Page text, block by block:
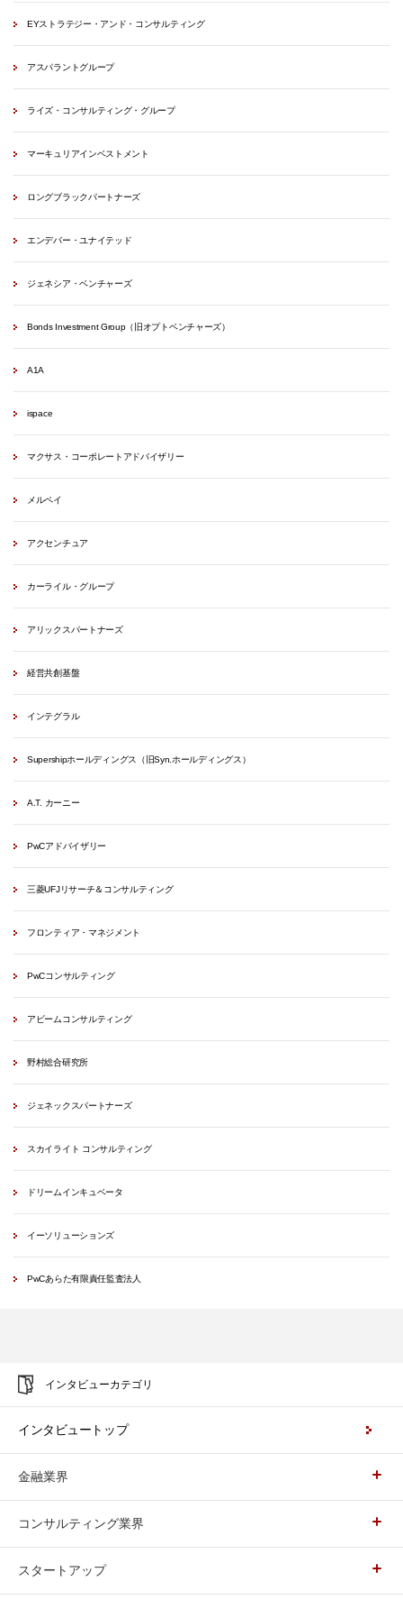
EYストラテジー・アンド・コンサルティング
アスパラントグループ
ライズ・コンサルティング・グループ
マーキュリアインベストメント
ロングブラックパートナーズ
エンデバー・ユナイテッド
ジェネシア・ベンチャーズ
Bonds Investment Group（旧オプトベンチャーズ）
A1A
ispace
マクサス・コーポレートアドバイザリー
メルペイ
アクセンチュア
カーライル・グループ
アリックスパートナーズ
経営共創基盤
インテグラル
Supershipホールディングス（旧Syn.ホールディングス）
A.T. カーニー
PwCアドバイザリー
三菱UFJリサーチ＆コンサルティング
フロンティア・マネジメント
PwCコンサルティング
アビームコンサルティング
野村総合研究所
ジェネックスパートナーズ
スカイライト コンサルティング
ドリームインキュベータ
イーソリューションズ
PwCあらた有限責任監査法人
インタビューカテゴリ
インタビュートップ
金融業界
コンサルティング業界
スタートアップ